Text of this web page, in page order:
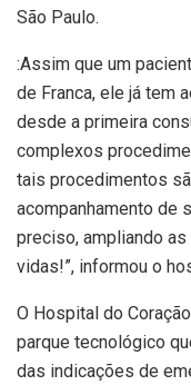
São Paulo.
:Assim que um
de Franca, ele já tem
desde a primeira
complexos
tais procedimentos
acompanhamento de
preciso, ampliando
vidas!”, informou o
O Hospital do
parque tecnológico
das indicações de